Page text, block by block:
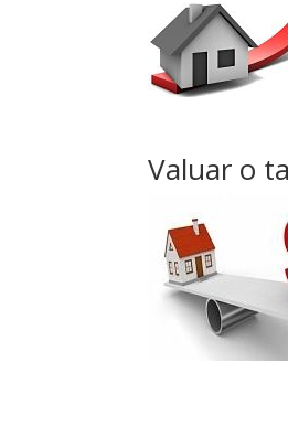
Valuar o